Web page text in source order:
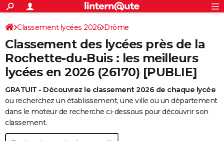
ACTUALITÉS
Politique
Société
Faits Divers
Education
Monde
Villes
+
SPORT
Coupe du monde 2026
Football
Tennis
Cyclisme
Rugby
Forum
CULTURE
Programme TV
TNT
Streaming
Cinéma
Sorties cinéma
Musique
+FINANCE
Retraite
Impôts
Epargne
Immobilier
Risques naturels par ville
Banque
Assurance
Crédit
AUTO
Essais
Réserver un essai
Citadines
Berlines
SUV
Forum auto
+
HIGH-TECH
BRICOLAGE
S'inscrire
Connexion
Classement lycées 2026 Drôme
Classement des lycées près de la
Rochette-du-Buis : les meilleurs
lycées en 2026 (26170) [PUBLIE]
GRATUIT - Découvrez le classement 2026 de chaque lycée
ou recherchez un établissement, une ville ou un département
dans le moteur de recherche ci-dessous pour découvrir son
classement.